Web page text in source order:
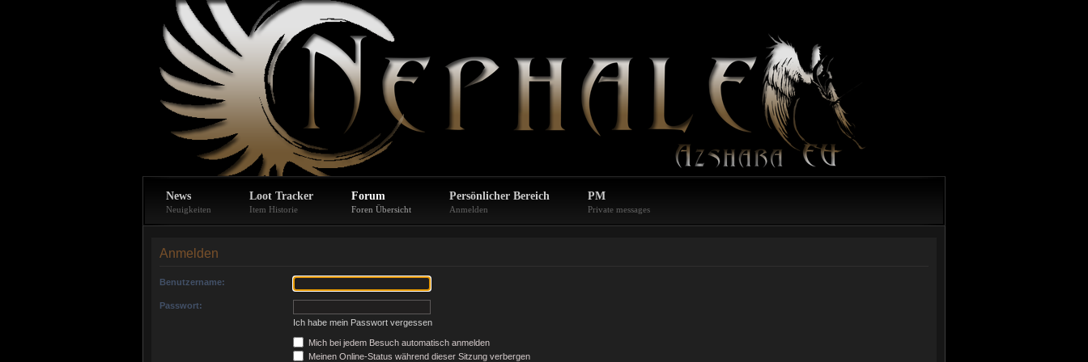
News
Neuigkeiten
Loot Tracker
Item Historie
Forum
Foren Übersicht
Persönlicher Bereich
Anmelden
PM
Private messages
Anmelden
Benutzername:
Passwort:
Ich habe mein Passwort vergessen
Mich bei jedem Besuch automatisch anmelden
Meinen Online-Status während dieser Sitzung verbergen